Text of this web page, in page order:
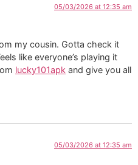
05/03/2026 at 12:35 am
my cousin. Gotta check it
like everyone’s playing it
lucky101apk and give you all
05/03/2026 at 12:35 am